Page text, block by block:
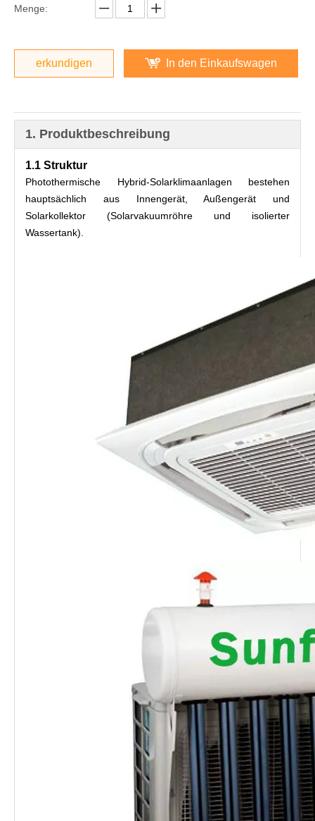
Menge:
erkundigen In den Einkaufswagen
1. Produktbeschreibung
1.1 Struktur
Photothermische Hybrid-Solarklimaanlagen bestehen
hauptsächlich aus Innengerät, Außengerät und
Solarkollektor (Solarvakuumröhre und isolierter
Wassertank).